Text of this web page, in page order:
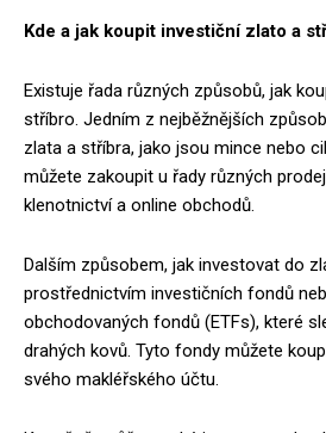
Kde a jak koupit investiční zlato a
Existuje řada různých způsobů, jak
stříbro. Jedním z nejběžnějších
zlata a stříbra, jako jsou mince nebo
můžete zakoupit u řady různých
klenotnictví a online obchodů.
Dalším způsobem, jak investovat do
prostřednictvím investičních fondů
obchodovaných fondů (ETFs), které
drahých kovů. Tyto fondy můžete
svého makléřského účtu.